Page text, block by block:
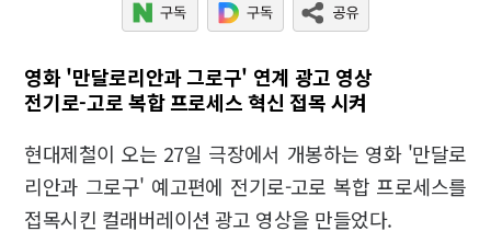
영화 '만달로리안과 그로구' 연계 광고 영상
전기로-고로 복합 프로세스 혁신 접목 시켜
현대제철이 오는 27일 극장에서 개봉하는 영화 '만달로
리안과 그로구' 예고편에 전기로-고로 복합 프로세스를
접목시킨 컬래버레이션 광고 영상을 만들었다.